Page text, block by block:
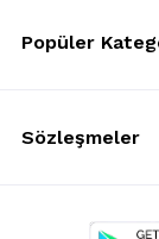
Popüler
Sözleşmeler